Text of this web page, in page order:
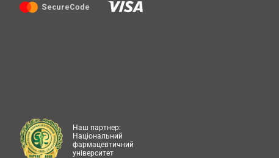
Наш партнер:
Національний
фармацевтичний
університет